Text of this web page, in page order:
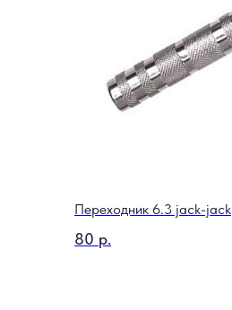
Переходник 6.3 jack-jack
80 р.